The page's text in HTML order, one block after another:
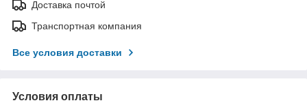
Доставка почтой
Транспортная компания
Все условия доставки
Условия оплаты